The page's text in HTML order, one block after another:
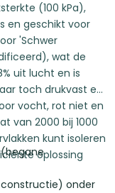
(100 kPa),
en geschikt voor
'Schwer
wat de
uit lucht en is
toch drukvast en
vocht, rot niet en
van 2000 bij 1000
kunt isoleren
oplossing
onder